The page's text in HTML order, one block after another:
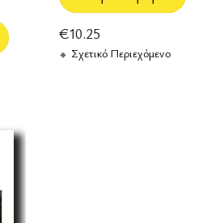
€10.25
Σχετικό Περιεχόμενο